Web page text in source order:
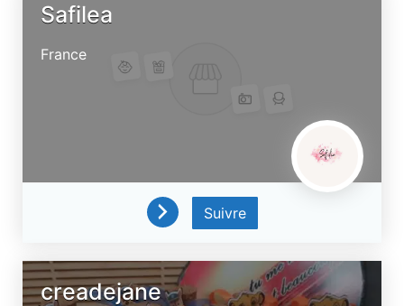
Safilea
France
Suivre
creadejane